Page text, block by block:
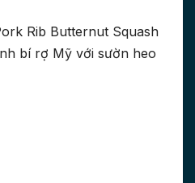
Rib Butternut Squash
bí rợ Mỹ với sườn heo